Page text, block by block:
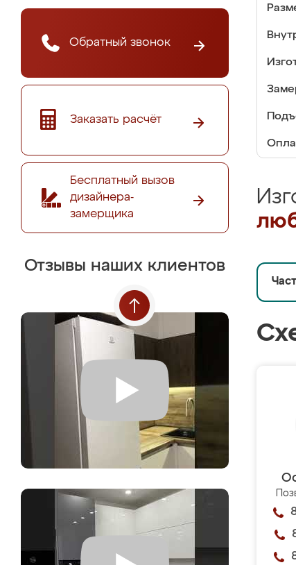
Обратный звонок
Заказать расчёт
Бесплатный вызов
дизайнера-
замерщика
Отзывы наших клиентов